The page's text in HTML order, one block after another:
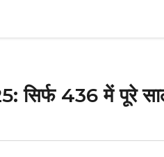
सिर्फ ₹436 में